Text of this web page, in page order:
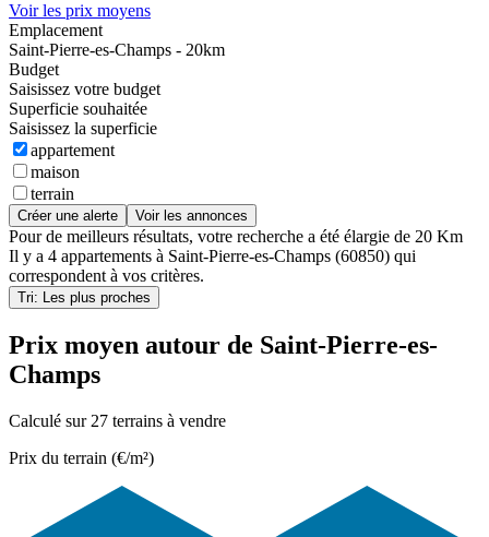
Voir les prix moyens
Emplacement
Saint-Pierre-es-Champs - 20km
Budget
Saisissez votre budget
Superficie souhaitée
Saisissez la superficie
appartement
maison
terrain
Créer une alerte Voir les annonces
Pour de meilleurs résultats, votre recherche a été élargie de 20 Km
Il y a 4 appartements à Saint-Pierre-es-Champs (60850) qui
correspondent à vos critères.
Tri: Les plus proches
Prix moyen autour de Saint-Pierre-es-
Champs
Calculé sur 27 terrains à vendre
Prix du terrain (€/m²)